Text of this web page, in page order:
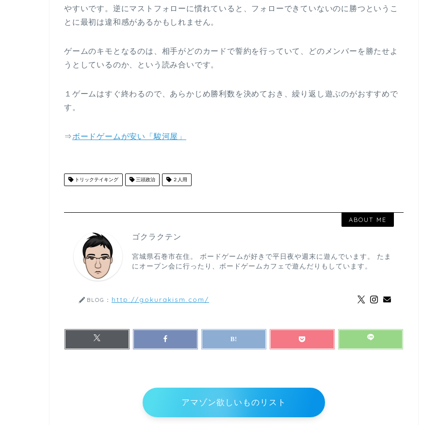
やすいです。逆にマストフォローに慣れていると、フォローできていないのに勝つというこ
とに最初は違和感があるかもしれません。
ゲームのキモとなるのは、相手がどのカードで誓約を行っていて、どのメンバーを勝たせよ
うとしているのか、という読み合いです。
１ゲームはすぐ終わるので、あらかじめ勝利数を決めておき、繰り返し遊ぶのがおすすめで
す。
⇒ボードゲームが安い「駿河屋」
トリックテイキング 三頭政治 ２人用
ABOUT ME
ゴクラクテン
宮城県石巻市在住。 ボードゲームが好きで平日夜や週末に遊んでいます。 たま
にオープン会に行ったり、ボードゲームカフェで遊んだりもしています。
BLOG： http://gokurakism.com/
アマゾン欲しいものリスト